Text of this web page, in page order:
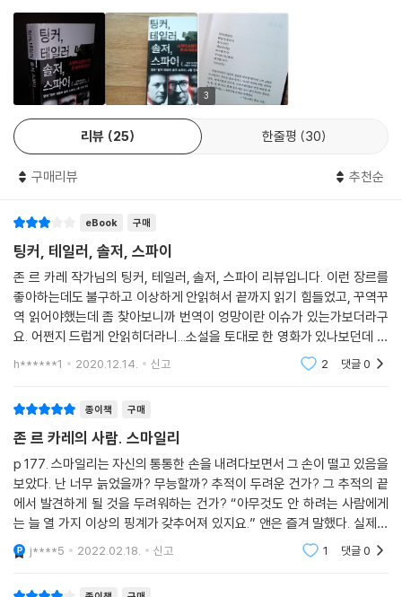
3
리뷰 25 한줄평 30
구매리뷰 추천순
eBook 구매
팅커, 테일러, 솔저, 스파이
존 르 카레 작가님의 팅커, 테일러, 솔저, 스파이 리뷰입니다. 이런 장르를
좋아하는데도 불구하고 이상하게 안읽혀서 끝까지 읽기 힘들었고, 꾸역꾸
역 읽어야했는데 좀 찾아보니까 번역이 엉망이란 이슈가 있는가보더라구
요. 어쩐지 드럽게 안읽히더라니...소설을 토대로 한 영화가 있나보던데 영
화를 보고 읽었다면 차라리 더 이해하기 편했을까싶었네요.
h******1 2020.12.14. 신고 2 댓글0
종이책 구매
존 르 카레의 사람. 스마일리
p 177. 스마일리는 자신의 통통한 손을 내려다보면서 그 손이 떨고 있음을
보았다. 난 너무 늙었을까? 무능할까? 추적이 두려운 건가? 그 추적의 끝
에서 발견하게 될 것을 두려워하는 건가? “아무것도 안 하려는 사람에게
는 늘 열 가지 이상의 핑계가 갖추어져 있지요.” 앤은 즐겨 말했다. 실제로
그녀가 자신의 무수한 외도를 변명할 때 쓰는 말이기도 했다. “어떤 것을
하는 데 필요
j****5 2022.02.18. 신고 1 댓글0